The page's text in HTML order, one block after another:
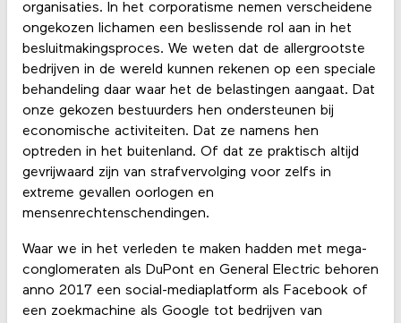
organisaties. In het corporatisme nemen verscheidene
ongekozen lichamen een beslissende rol aan in het
besluitmakingsproces. We weten dat de allergrootste
bedrijven in de wereld kunnen rekenen op een speciale
behandeling daar waar het de belastingen aangaat. Dat
onze gekozen bestuurders hen ondersteunen bij
economische activiteiten. Dat ze namens hen
optreden in het buitenland. Of dat ze praktisch altijd
gevrijwaard zijn van strafvervolging voor zelfs in
extreme gevallen oorlogen en
mensenrechtenschendingen.
Waar we in het verleden te maken hadden met mega-
conglomeraten als DuPont en General Electric behoren
anno 2017 een social-mediaplatform als Facebook of
een zoekmachine als Google tot bedrijven van